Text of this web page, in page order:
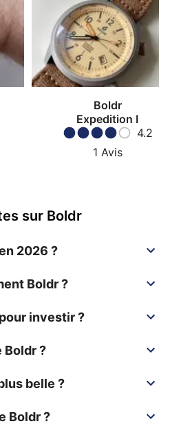
Boldr
Expedition I
4.2
1 Avis
sur Boldr
2026 ?
Boldr ?
investir ?
Boldr ?
belle ?
Boldr ?